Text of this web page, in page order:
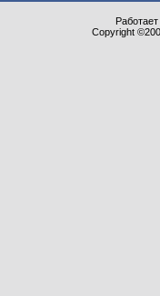
Copyright